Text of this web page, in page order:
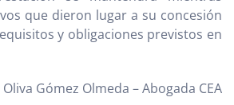
que dieron lugar a su concesión
y obligaciones previstos en
Gómez Olmeda – Abogada CEA